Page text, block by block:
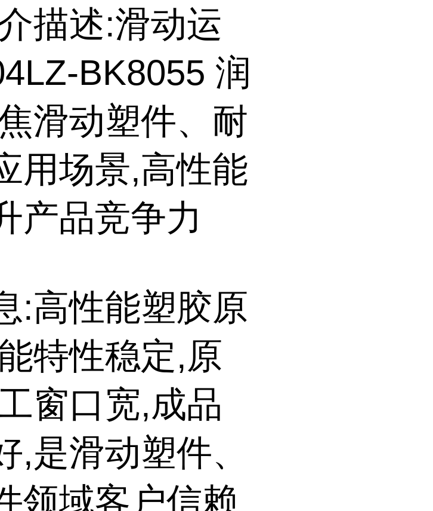
描述:滑动运
BK8055 润
滑动塑件、耐
用场景,高性能
产品竞争力
:高性能塑胶原
特性稳定,原
窗口宽,成品
,是滑动塑件、
领域客户信赖